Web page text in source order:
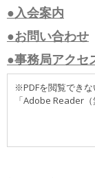
●入会案内
●お問い合わせ
●事務局アクセ
※PDFを閲覧でき
「Adobe Reader